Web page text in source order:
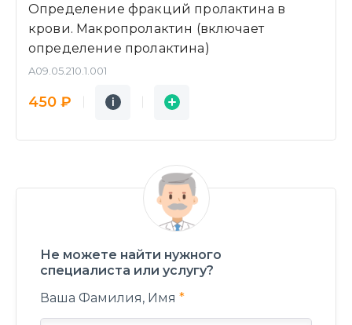
Определение фракций пролактина в
крови. Макропролактин (включает
определение пролактина)
A09.05.210.1.001
450 ₽ i
Подробнее
i
Заявка
Не можете найти нужного
специалиста или услугу?
Ваша Фамилия, Имя *